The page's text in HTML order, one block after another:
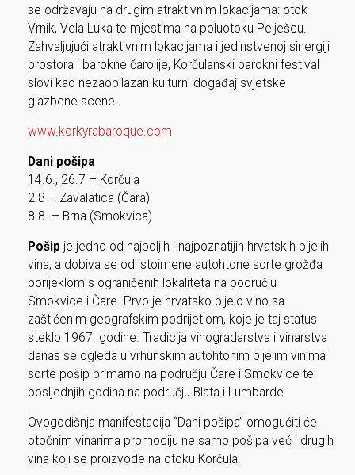
se održavaju na drugim atraktivnim lokacijama: otok
Vrnik, Vela Luka te mjestima na poluotoku Pelješcu.
Zahvaljujući atraktivnim lokacijama i jedinstvenoj sinergiji
prostora i barokne čarolije, Korčulanski barokni festival
slovi kao nezaobilazan kulturni događaj svjetske
glazbene scene.
www.korkyrabaroque.com
Dani pošipa
14.6., 26.7 – Korčula
2.8 – Zavalatica (Čara)
8.8. – Brna (Smokvica)
Pošipje jedno od najboljih i najpoznatijih hrvatskih bijelih
‪vina, a dobiva se od istoimene autohtone sorte grožđa
porijeklom s ograničenih lokaliteta na području
Smokvice i Čare. Prvo je hrvatsko bijelo vino sa
zaštićenim geografskim podrijetlom, koje je taj status
steklo 1967. godine. Tradicija vinogradarstva i vinarstva
danas se ogleda u vrhunskim autohtonim bijelim vinima
sorte pošip primarno na području Čare i Smokvice te
posljednjih godina na području Blata i Lumbarde.
Ovogodišnja manifestacija “Dani pošipa” omogućiti će
otočnim vinarima promociju ne samo pošipa već i drugih
vina koji se proizvode na otoku Korčula.